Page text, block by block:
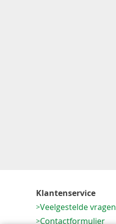
Klantenservice
Veelgestelde vragen
Contactformulier